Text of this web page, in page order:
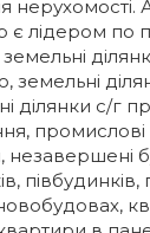
нерухомості.
є лідером по
земельні
ділянки с/г